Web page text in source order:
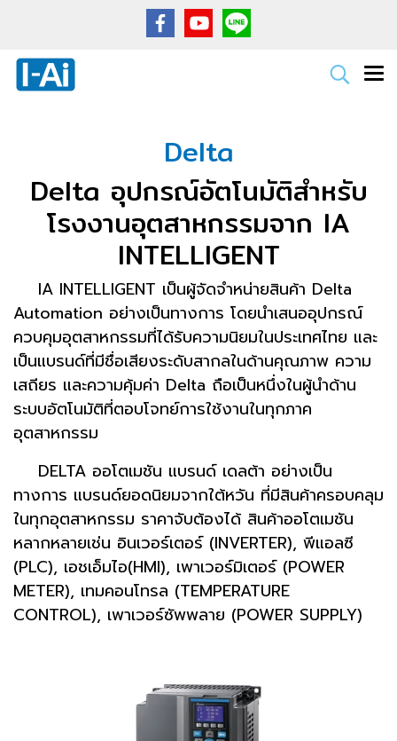
Delta
Delta อุปกรณ์อัตโนมัติสำหรับ
โรงงานอุตสาหกรรมจาก IA
INTELLIGENT
IA INTELLIGENT เป็นผู้จัดจำหน่ายสินค้า Delta
Automation อย่างเป็นทางการ โดยนำเสนออุปกรณ์
ควบคุมอุตสาหกรรมที่ได้รับความนิยมในประเทศไทย และ
เป็นแบรนด์ที่มีชื่อเสียงระดับสากลในด้านคุณภาพ ความ
เสถียร และความคุ้มค่า Delta ถือเป็นหนึ่งในผู้นำด้าน
ระบบอัตโนมัติที่ตอบโจทย์การใช้งานในทุกภาค
อุตสาหกรรม
DELTA ออโตเมชัน แบรนด์ เดลต้า อย่างเป็น
ทางการ แบรนด์ยอดนิยมจากใต้หวัน ที่มีสินค้าครอบคลุม
ในทุกอุตสาหกรรม ราคาจับต้องได้ สินค้าออโตเมชัน
หลากหลายเช่น อินเวอร์เตอร์ (INVERTER), พีแอลซี
(PLC), เอชเอ็มไอ(HMI), เพาเวอร์มิเตอร์ (POWER
METER), เทมคอนโทรล (TEMPERATURE
CONTROL), เพาเวอร์ซัพพลาย (POWER SUPPLY)